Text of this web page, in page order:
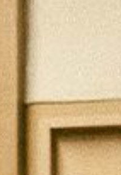
Maestría en
Maestría en
Maestría en
Maestría en
Maestría en
Oferta de